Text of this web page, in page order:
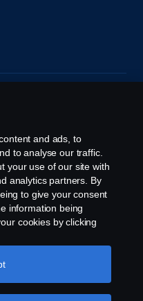
Ul. 34 br. 7,
and ads, to
to analyse our traffic.
your use of our site with
analytics partners. By
to give your consent
information being
cookies by clicking
explanation of how we
section, which you